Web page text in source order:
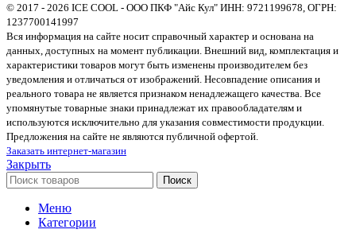
© 2017 - 2026 ICE COOL - ООО ПКФ "Айс Кул" ИНН: 9721199678, ОГРН:
1237700141997
Вся информация на сайте носит справочный характер и основана на
данных, доступных на момент публикации. Внешний вид, комплектация и
характеристики товаров могут быть изменены производителем без
уведомления и отличаться от изображений. Несовпадение описания и
реального товара не является признаком ненадлежащего качества. Все
упомянутые товарные знаки принадлежат их правообладателям и
используются исключительно для указания совместимости продукции.
Предложения на сайте не являются публичной офертой.
Заказать интернет-магазин
Закрыть
Поиск
Меню
Категории